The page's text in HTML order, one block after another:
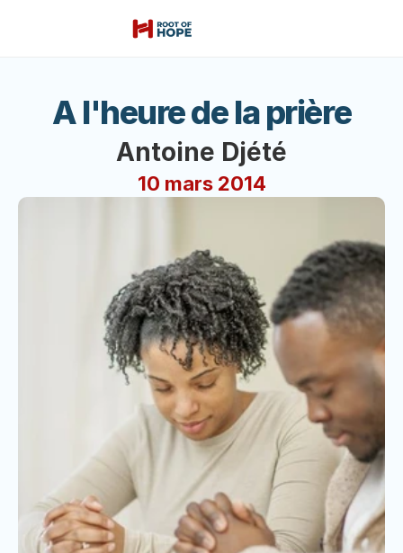
A l'heure de la prière
Antoine Djété
10 mars 2014